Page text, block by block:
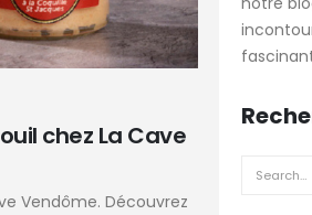
chez La Cave
Vendôme. Découvrez